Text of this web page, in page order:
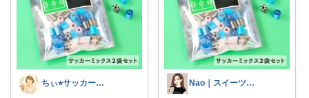
ちぃ⭐︎サッカー少年3兄弟ママ Nao｜スイーツROOM🍰